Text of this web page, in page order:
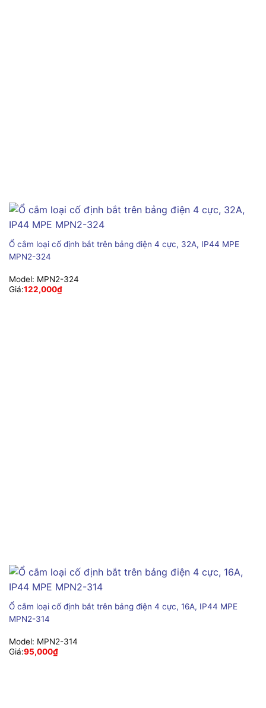
Ổ cắm loại cố định bắt trên bảng điện 4 cực, 32A, IP44 MPE
MPN2-324
Model: MPN2-324
Giá:122,000₫
Ổ cắm loại cố định bắt trên bảng điện 4 cực, 16A, IP44 MPE
MPN2-314
Model: MPN2-314
Giá:95,000₫